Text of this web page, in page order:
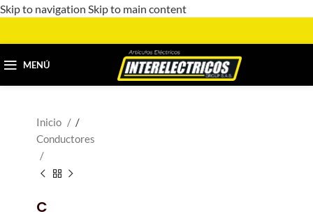
Skip to navigation Skip to main content
MENÚ
Inicio
/
Conductores
C